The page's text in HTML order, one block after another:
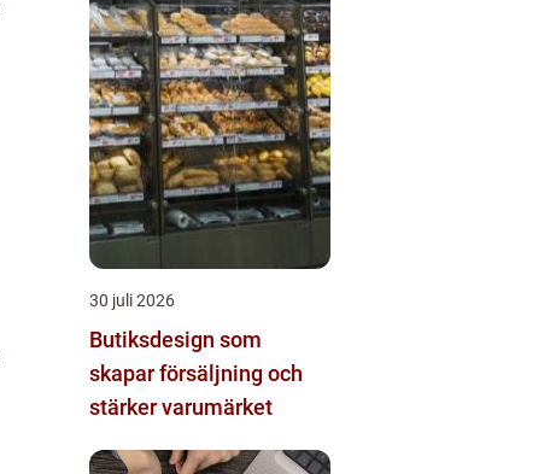
30 juli 2026
Butiksdesign som
skapar försäljning och
stärker varumärket